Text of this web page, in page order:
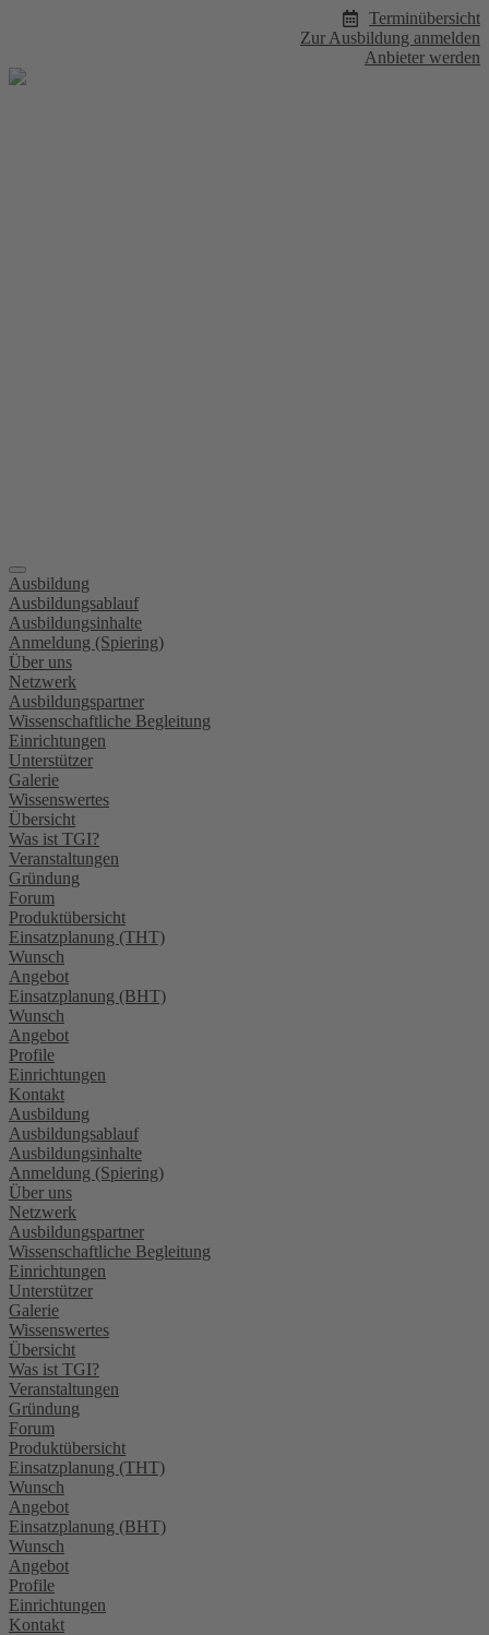
Terminübersicht
Zur Ausbildung anmelden
Anbieter werden
Ausbildung
Ausbildungsablauf
Ausbildungsinhalte
Anmeldung (Spiering)
Über uns
Netzwerk
Ausbildungspartner
Wissenschaftliche Begleitung
Einrichtungen
Unterstützer
Galerie
Wissenswertes
Übersicht
Was ist TGI?
Veranstaltungen
Gründung
Forum
Produktübersicht
Einsatzplanung (THT)
Wunsch
Angebot
Einsatzplanung (BHT)
Wunsch
Angebot
Profile
Einrichtungen
Kontakt
Ausbildung
Ausbildungsablauf
Ausbildungsinhalte
Anmeldung (Spiering)
Über uns
Netzwerk
Ausbildungspartner
Wissenschaftliche Begleitung
Einrichtungen
Unterstützer
Galerie
Wissenswertes
Übersicht
Was ist TGI?
Veranstaltungen
Gründung
Forum
Produktübersicht
Einsatzplanung (THT)
Wunsch
Angebot
Einsatzplanung (BHT)
Wunsch
Angebot
Profile
Einrichtungen
Kontakt